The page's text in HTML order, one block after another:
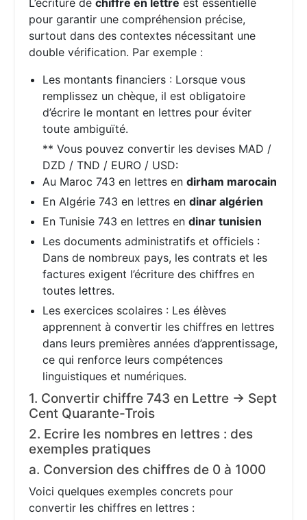
L’écriture dechiffre en lettre est essentielle
pour garantir une compréhension précise,
surtout dans des contextes nécessitant une
double vérification. Par exemple :
Les montants financiers : Lorsque vous
remplissez un chèque, il est obligatoire
d’écrire le montant en lettres pour éviter
toute ambiguïté.
** Vous pouvez convertir les devises MAD /
DZD / TND / EURO / USD:
Au Maroc 743 en lettres endirham marocain
En Algérie 743 en lettres endinar algérien
En Tunisie 743 en lettres endinar tunisien
Les documents administratifs et officiels :
Dans de nombreux pays, les contrats et les
factures exigent l’écriture des chiffres en
toutes lettres.
Les exercices scolaires : Les élèves
apprennent à convertir les chiffres en lettres
dans leurs premières années d’apprentissage,
ce qui renforce leurs compétences
linguistiques et numériques.
1. Convertir chiffre 743 en Lettre → Sept
Cent Quarante-Trois
2. Ecrire les nombres en lettres : des
exemples pratiques
a. Conversion des chiffres de 0 à 1000
Voici quelques exemples concrets pour
convertir les chiffres en lettres :